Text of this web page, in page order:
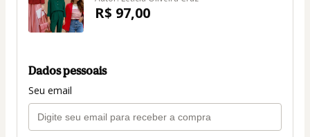
R$ 97,00
Dados pessoais
Seu email